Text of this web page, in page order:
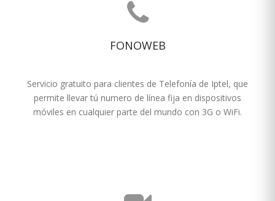
FONOWEB
Servicio gratuito para clientes de Telefonía de Iptel, que
permite llevar tú numero de línea fija en dispositivos
móviles en cualquier parte del mundo con 3G o WiFi.